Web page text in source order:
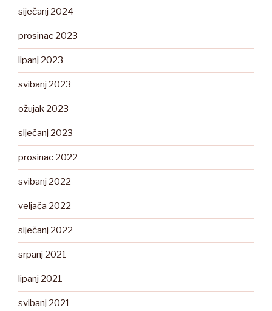
siječanj 2024
prosinac 2023
lipanj 2023
svibanj 2023
ožujak 2023
siječanj 2023
prosinac 2022
svibanj 2022
veljača 2022
siječanj 2022
srpanj 2021
lipanj 2021
svibanj 2021